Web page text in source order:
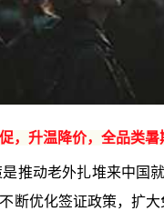
，升温降价，全品类
推动老外扎堆来中国就
断优化签证政策，扩